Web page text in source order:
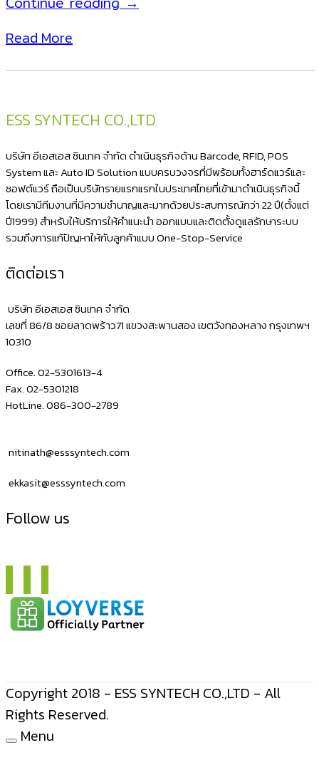
โค้ด
ไร้
สาย
มี
ขา
ตั้ง
NITA
2620BT
อ่าน
2D
Read More
ESS SYNTECH CO.,LTD
บริษัท อีเอสเอส ซินเทค จำกัด ดำเนินธุรกิจด้าน Barcode, RFID, POS
System และ Auto ID Solution แบบครบวงจรที่มีพร้อมทั้งฮาร์ดแวร์และ
ซอฟต์แวร์ ถือเป็นบริษัทรายแรกแรกในประเทศไทยที่เข้ามาดำเนินธุรกิจนี้
โดยเรามีทีมงานที่มีความชำนาญและมากด้วยประสบการณ์กว่า 22 ปี(ตั้งแต่
ปี1999) สำหรับให้บริการให้คำแนะนำ ออกแบบและติดตั้งดูแลรักษาระบบ
รวมถึงการแก้ปัญหาให้กับลูกค้าแบบ One-Stop-Service
ติดต่อเรา
บริษัท อีเอสเอส ซินเทค จำกัด
เลขที่ 86/8 ซอยลาดพร้าว71 แขวงสะพานสอง เขตวังทองหลาง กรุงเทพฯ
10310
Office. 02-5301613-4
Fax. 02-5301218
HotLine. 086-300-2789
nitinath@esssyntech.com
ekkasit@esssyntech.com
Follow us
Copyright 2018 - ESS SYNTECH CO.,LTD - All
Rights Reserved.
Menu